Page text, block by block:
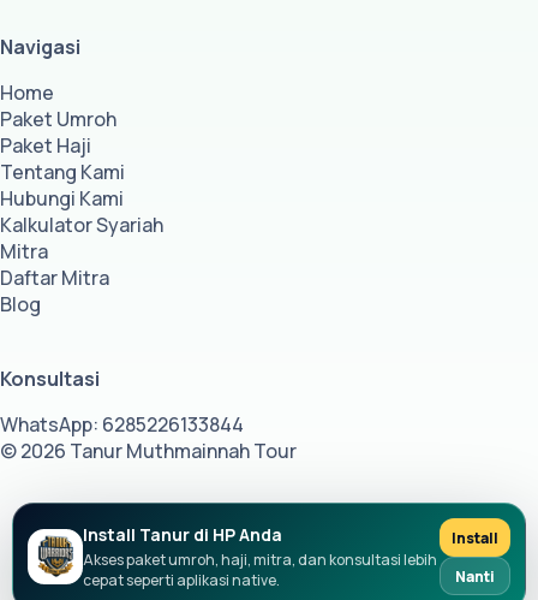
Install Tanur di HP Anda
Akses paket umroh, haji, mitra, dan konsultasi lebih
cepat seperti aplikasi native.
Install
Nanti
Navigasi
Home
Paket Umroh
Paket Haji
Tentang Kami
Hubungi Kami
Kalkulator Syariah
Mitra
Daftar Mitra
Blog
Konsultasi
WhatsApp: 6285226133844
© 2026 Tanur Muthmainnah Tour